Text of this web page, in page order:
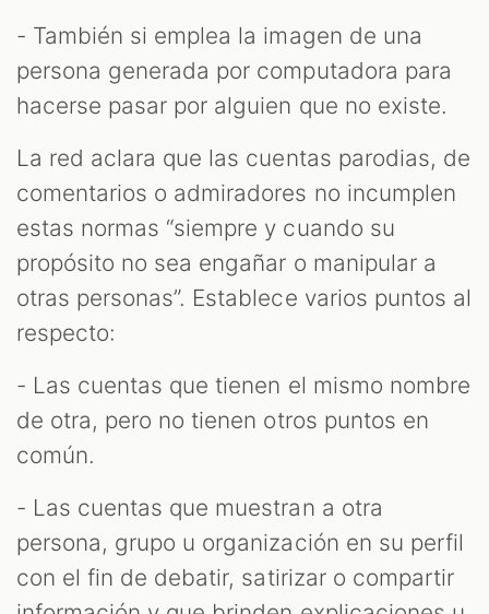
- También si emplea la imagen de una
persona generada por computadora para
hacerse pasar por alguien que no existe.
La red aclara que las cuentas parodias, de
comentarios o admiradores no incumplen
estas normas “siempre y cuando su
propósito no sea engañar o manipular a
otras personas”. Establece varios puntos al
respecto:
- Las cuentas que tienen el mismo nombre
de otra, pero no tienen otros puntos en
común.
- Las cuentas que muestran a otra
persona, grupo u organización en su perfil
con el fin de debatir, satirizar o compartir